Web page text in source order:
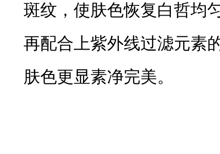
斑纹，使肤色恢复白哲均
再配合上紫外线过滤元素
肤色更显素净完美。